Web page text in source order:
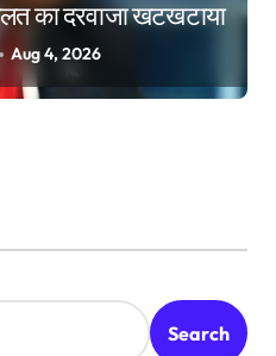
का दरवाजा खटखटाया
Aug 4, 2026
Search